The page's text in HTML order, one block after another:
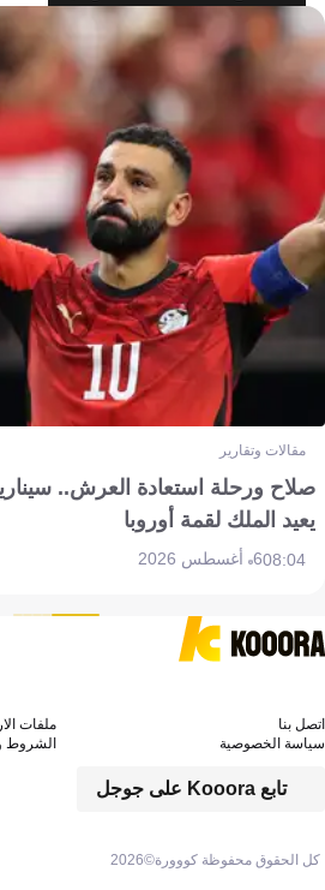
مقالات وتقارير
صلاح ورحلة استعادة العرش..
يعيد الملك لقمة أوروبا
08:046 أغسطس 2026
كل الحقوق محفوظة كووورة©2026
تابع Kooora على جوجل
اتصل بنا
ملفات
سياسة الخصوصية
الشروط